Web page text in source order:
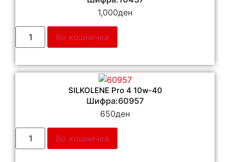
1,000ден
Во кошничка
SILKOLENE Pro 4 10w-40
Шифра:60957
650ден
Во кошничка